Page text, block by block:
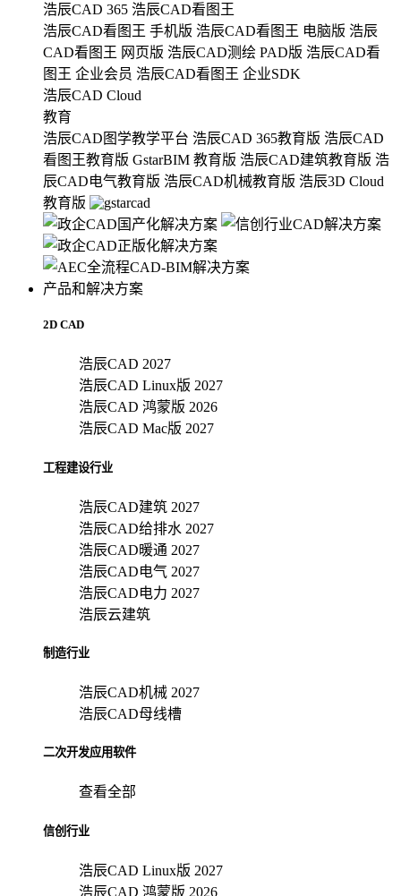
浩辰CAD 365 浩辰CAD看图王
浩辰CAD看图王 手机版 浩辰CAD看图王 电脑版 浩辰
CAD看图王 网页版 浩辰CAD测绘 PAD版 浩辰CAD看
图王 企业会员 浩辰CAD看图王 企业SDK
浩辰CAD Cloud
教育
浩辰CAD图学教学平台 浩辰CAD 365教育版 浩辰CAD
看图王教育版 GstarBIM 教育版 浩辰CAD建筑教育版 浩
辰CAD电气教育版 浩辰CAD机械教育版 浩辰3D Cloud
教育版
产品和解决方案
2D CAD
浩辰CAD 2027
浩辰CAD Linux版 2027
浩辰CAD 鸿蒙版 2026
浩辰CAD Mac版 2027
工程建设行业
浩辰CAD建筑 2027
浩辰CAD给排水 2027
浩辰CAD暖通 2027
浩辰CAD电气 2027
浩辰CAD电力 2027
浩辰云建筑
制造行业
浩辰CAD机械 2027
浩辰CAD母线槽
二次开发应用软件
查看全部
信创行业
浩辰CAD Linux版 2027
浩辰CAD 鸿蒙版 2026